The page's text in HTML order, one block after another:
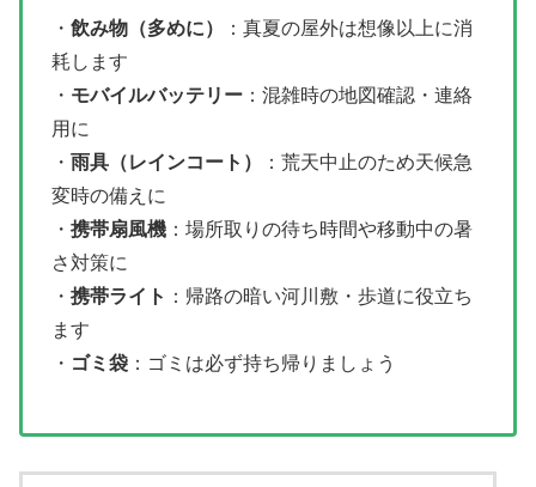
・ 飲み物（多めに）
：真夏の屋外は想像以上に消
耗します
・ モバイルバッテリー ：混雑時の地図確認・連絡
用に
・ 雨具（レインコート）
：荒天中止のため天候急
変時の備えに
・ 携帯扇風機 ：場所取りの待ち時間や移動中の暑
さ対策に
・ 携帯ライト ：帰路の暗い河川敷・歩道に役立ち
ます
・ ゴミ袋 ：ゴミは必ず持ち帰りましょう